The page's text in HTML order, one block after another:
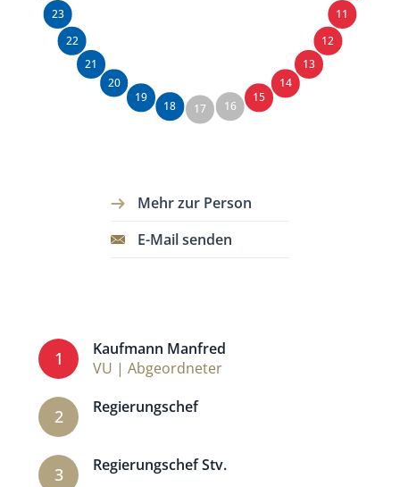
11
12
13
14
15
16
17
18
19
20
21
22
23
Mehr zur Person
E-Mail senden
1
Kaufmann Manfred
VU | Abgeordneter
2 Regierungschef
3 Regierungschef Stv.